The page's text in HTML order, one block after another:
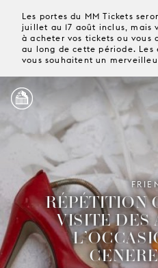
Les portes du MM Tickets
juillet au 17 août inclus, mais
à acheter vos tickets ou vous
au long de cette période. Les
vous souhaitent un
RÉPÉTITION
VISITE DES